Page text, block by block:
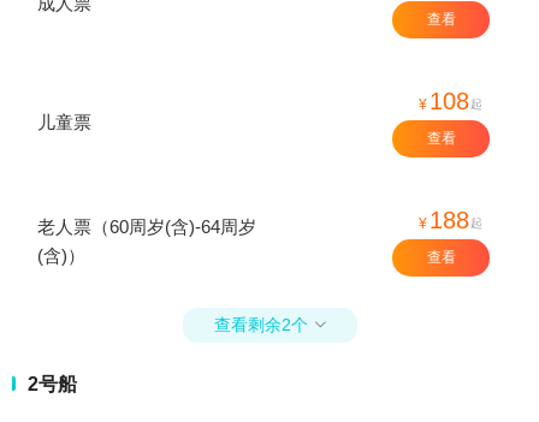
查看
儿童票
¥ 108起
查看
老人票（60周岁(含)-64周岁
(含)）
¥ 188起
查看
查看剩余2个 
2号船